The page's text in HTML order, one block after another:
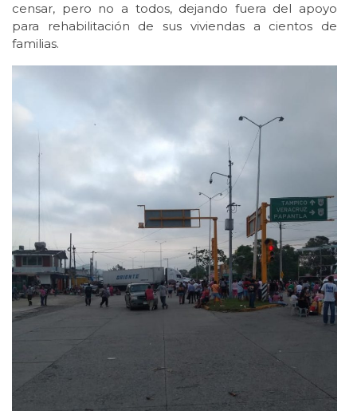
censar, pero no a todos, dejando fuera del apoyo
para rehabilitación de sus viviendas a cientos de
familias.